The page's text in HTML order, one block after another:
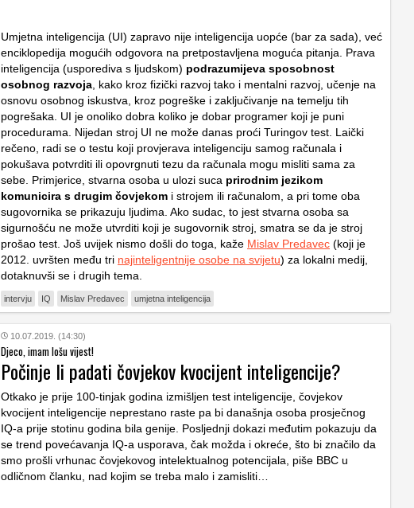
Umjetna inteligencija (UI) zapravo nije inteligencija uopće (bar za sada), već
enciklopedija mogućih odgovora na pretpostavljena moguća pitanja. Prava
inteligencija (usporediva s ljudskom) podrazumijeva sposobnost
osobnog razvoja, kako kroz fizički razvoj tako i mentalni razvoj, učenje na
osnovu osobnog iskustva, kroz pogreške i zaključivanje na temelju tih
pogrešaka. UI je onoliko dobra koliko je dobar programer koji je puni
procedurama. Nijedan stroj UI ne može danas proći Turingov test. Laički
rečeno, radi se o testu koji provjerava inteligenciju samog računala i
pokušava potvrditi ili opovrgnuti tezu da računala mogu misliti sama za
sebe. Primjerice, stvarna osoba u ulozi suca prirodnim jezikom
komunicira s drugim čovjekom i strojem ili računalom, a pri tome oba
sugovornika se prikazuju ljudima. Ako sudac, to jest stvarna osoba sa
sigurnošću ne može utvrditi koji je sugovornik stroj, smatra se da je stroj
prošao test. Još uvijek nismo došli do toga, kaže Mislav Predavec (koji je
2012. uvršten među tri najinteligentnije osobe na svijetu) za lokalni medij,
dotaknuvši se i drugih tema.
intervju IQ Mislav Predavec umjetna inteligencija
10.07.2019. (14:30)
Djeco, imam lošu vijest!
Počinje li padati čovjekov kvocijent inteligencije?
Otkako je prije 100-tinjak godina izmišljen test inteligencije, čovjekov
kvocijent inteligencije neprestano raste pa bi današnja osoba prosječnog
IQ-a prije stotinu godina bila genije. Posljednji dokazi međutim pokazuju da
se trend povećavanja IQ-a usporava, čak možda i okreće, što bi značilo da
smo prošli vrhunac čovjekovog intelektualnog potencijala, piše BBC u
odličnom članku, nad kojim se treba malo i zamisliti…